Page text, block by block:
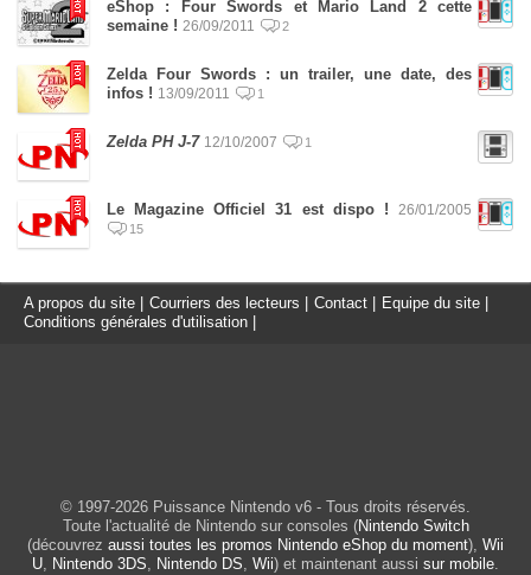
eShop : Four Swords et Mario Land 2 cette
semaine ! 26/09/2011 2
Zelda Four Swords : un trailer, une date, des
infos ! 13/09/2011 1
Zelda PH J-7 12/10/2007 1
Le Magazine Officiel 31 est dispo ! 26/01/2005
15
A propos du site Courriers des lecteurs Contact Equipe du site
Conditions générales d'utilisation
© 1997-2026 Puissance Nintendo v6 - Tous droits réservés.
Toute l'actualité de Nintendo sur consoles (Nintendo Switch
(découvrez aussi toutes les promos Nintendo eShop du moment), Wii
U, Nintendo 3DS, Nintendo DS, Wii) et maintenant aussi sur mobile.